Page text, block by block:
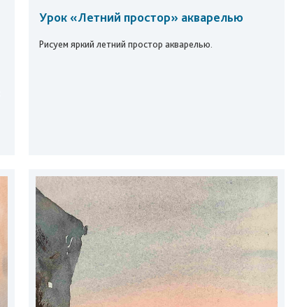
Урок «Летний простор» акварелью
Рисуем яркий летний простор акварелью.